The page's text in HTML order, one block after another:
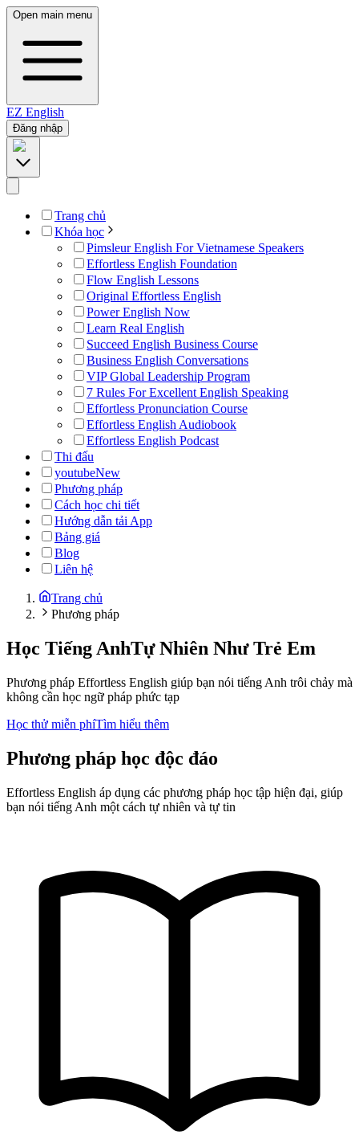
Open main menu
EZ English
Đăng nhập
Trang chủ
Khóa học
Pimsleur English For Vietnamese Speakers
Effortless English Foundation
Flow English Lessons
Original Effortless English
Power English Now
Learn Real English
Succeed English Business Course
Business English Conversations
VIP Global Leadership Program
7 Rules For Excellent English Speaking
Effortless Pronunciation Course
Effortless English Audiobook
Effortless English Podcast
Thi đấu
youtubeNew
Phương pháp
Cách học chi tiết
Hướng dẫn tải App
Bảng giá
Blog
Liên hệ
Trang chủ
Phương pháp
Học Tiếng AnhTự Nhiên Như Trẻ Em
Phương pháp Effortless English giúp bạn nói tiếng Anh trôi chảy mà
không cần học ngữ pháp phức tạp
Học thử miễn phíTìm hiểu thêm
Phương pháp học độc đáo
Effortless English áp dụng các phương pháp học tập hiện đại, giúp
bạn nói tiếng Anh một cách tự nhiên và tự tin